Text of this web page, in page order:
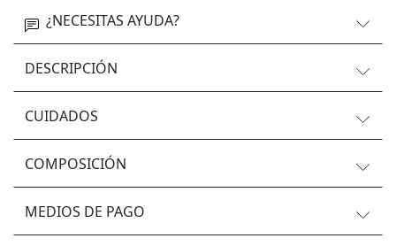
¿NECESITAS AYUDA?
DESCRIPCIÓN
CUIDADOS
COMPOSICIÓN
MEDIOS DE PAGO